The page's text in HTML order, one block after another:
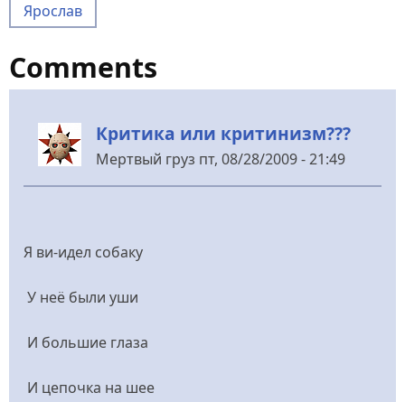
Ярослав
Comments
Критика или критинизм???
Мертвый груз пт, 08/28/2009 - 21:49
Я ви-идел собаку
У неё были уши
И большие глаза
И цепочка на шее